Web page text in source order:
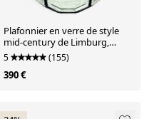
Plafonnier en verre de style
mid-century de Limburg,
Allemagne, années 1960/1970
5 (155)
390 €